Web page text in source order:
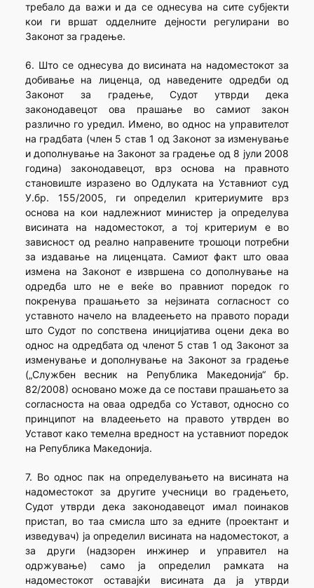
требало да важи и да се однесува на сите субјекти
кои ги вршат одделните дејности регулирани во
Законот за градење.
6. Што се однесува до висината на надоместокот за
добивање на лиценца, од наведените одредби од
Законот за градење, Судот утврди дека
законодавецот ова прашање во самиот закон
различно го уредил. Имено, во однос на управителот
на градбата (член 5 став 1 од Законот за изменување
и дополнување на Законот за градење од 8 јули 2008
година) законодавецот, врз основа на правното
становиште изразено во Одлуката на Уставниот суд
У.бр. 155/2005, ги определил критериумите врз
основа на кои надлежниот министер ја определува
висината на надоместокот, а тој критериум е во
зависност од реално направените трошоци потребни
за издавање на лиценцата. Самиот факт што оваа
измена на Законот е извршена со дополнување на
одредба што не е веќе во правниот поредок го
покренува прашањето за нејзината согласност со
уставното начело на владеењето на правото поради
што Судот по сопствена иницијатива оцени дека во
однос на одредбата од членот 5 став 1 од Законот за
изменување и дополнување на Законот за градење
(„Службен весник на Република Македонија“ бр.
82/2008) основано може да се постави прашањето за
согласноста на оваа одредба со Уставот, односно со
принципот на владеењето на правото утврден во
Уставот како темелна вредност на уставниот поредок
на Република Македонија.
7. Во однос пак на определувањето на висината на
надоместокот за другите учесници во градењето,
Судот утврди дека законодавецот имал поинаков
пристап, во таа смисла што за едните (проектант и
изведувач) ја определил висината на надоместокот, а
за други (надзорен инжинер и управител на
одржување) само ја определил рамката на
надоместокот оставајќи висината да ја утврди